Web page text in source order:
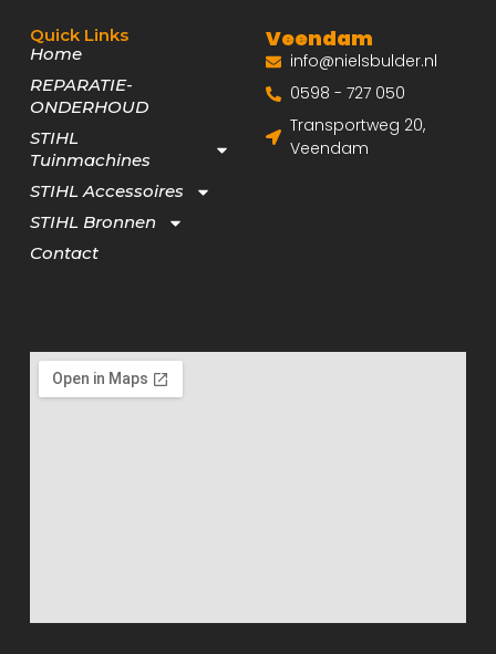
Quick Links
Home
REPARATIE-
ONDERHOUD
STIHL
Tuinmachines
STIHL Accessoires
STIHL Bronnen
Contact
Veendam
info@nielsbulder.nl
0598 - 727 050
Transportweg 20,
Veendam